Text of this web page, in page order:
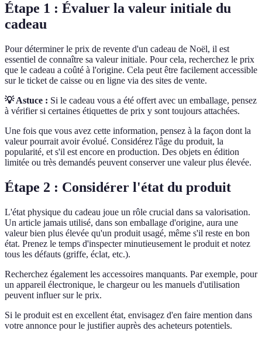
Étape 1 : Évaluer la valeur initiale du
cadeau
Pour déterminer le prix de revente d'un cadeau de Noël, il est
essentiel de connaître sa valeur initiale. Pour cela, recherchez le prix
que le cadeau a coûté à l'origine. Cela peut être facilement accessible
sur le ticket de caisse ou en ligne via des sites de vente.
💡 Astuce : Si le cadeau vous a été offert avec un emballage, pensez
à vérifier si certaines étiquettes de prix y sont toujours attachées.
Une fois que vous avez cette information, pensez à la façon dont la
valeur pourrait avoir évolué. Considérez l'âge du produit, la
popularité, et s'il est encore en production. Des objets en édition
limitée ou très demandés peuvent conserver une valeur plus élevée.
Étape 2 : Considérer l'état du produit
L'état physique du cadeau joue un rôle crucial dans sa valorisation.
Un article jamais utilisé, dans son emballage d'origine, aura une
valeur bien plus élevée qu'un produit usagé, même s'il reste en bon
état. Prenez le temps d'inspecter minutieusement le produit et notez
tous les défauts (griffe, éclat, etc.).
Recherchez également les accessoires manquants. Par exemple, pour
un appareil électronique, le chargeur ou les manuels d'utilisation
peuvent influer sur le prix.
Si le produit est en excellent état, envisagez d'en faire mention dans
votre annonce pour le justifier auprès des acheteurs potentiels.